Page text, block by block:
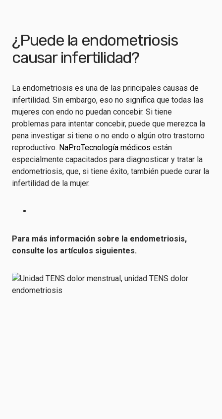
¿Puede la endometriosis
causar infertilidad?
La endometriosis es una de las principales causas de
infertilidad. Sin embargo, eso no significa que todas las
mujeres con endo no puedan concebir. Si tiene
problemas para intentar concebir, puede que merezca la
pena investigar si tiene o no endo o algún otro trastorno
reproductivo. NaProTecnología médicos están
especialmente capacitados para diagnosticar y tratar la
endometriosis, que, si tiene éxito, también puede curar la
infertilidad de la mujer.
Para más información sobre la endometriosis,
consulte los artículos siguientes.